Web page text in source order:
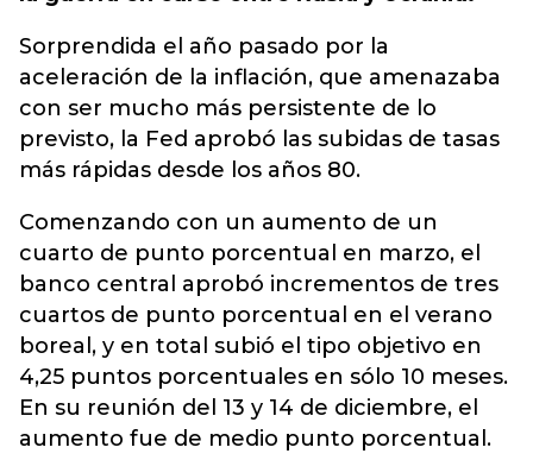
Sorprendida el año pasado por la
aceleración de la inflación, que amenazaba
con ser mucho más persistente de lo
previsto, la Fed aprobó las subidas de tasas
más rápidas desde los años 80.
Comenzando con un aumento de un
cuarto de punto porcentual en marzo, el
banco central aprobó incrementos de tres
cuartos de punto porcentual en el verano
boreal, y en total subió el tipo objetivo en
4,25 puntos porcentuales en sólo 10 meses.
En su reunión del 13 y 14 de diciembre, el
aumento fue de medio punto porcentual.